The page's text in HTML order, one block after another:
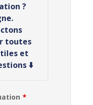
?
toutes
et
⬇️